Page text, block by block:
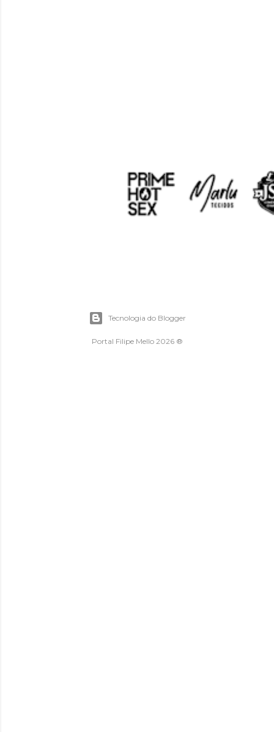
Tecnologia do Blogger
Portal Filipe Mello 2026 ®